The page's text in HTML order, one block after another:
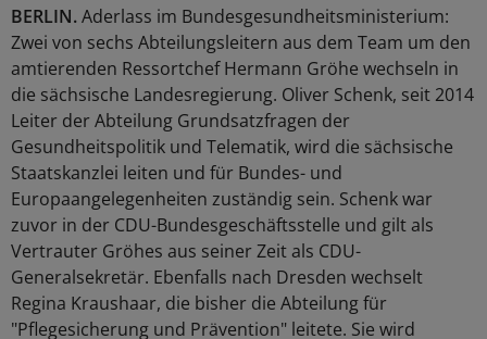
BERLIN.Aderlass im Bundesgesundheitsministerium:
Zwei von sechs Abteilungsleitern aus dem Team um den
amtierenden Ressortchef Hermann Gröhe wechseln in
die sächsische Landesregierung. Oliver Schenk, seit 2014
Leiter der Abteilung Grundsatzfragen der
Gesundheitspolitik und Telematik, wird die sächsische
Staatskanzlei leiten und für Bundes- und
Europaangelegenheiten zuständig sein. Schenk war
zuvor in der CDU-Bundesgeschäftsstelle und gilt als
Vertrauter Gröhes aus seiner Zeit als CDU-
Generalsekretär. Ebenfalls nach Dresden wechselt
Regina Kraushaar, die bisher die Abteilung für
"Pflegesicherung und Prävention" leitete. Sie wird